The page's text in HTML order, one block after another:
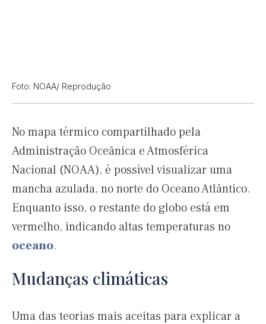
Foto: NOAA/ Reprodução
No mapa térmico compartilhado pela
Administração Oceânica e Atmosférica
Nacional (NOAA), é possível visualizar uma
mancha azulada, no norte do Oceano Atlântico.
Enquanto isso, o restante do globo está em
vermelho, indicando altas temperaturas no
oceano.
Mudanças climáticas
Uma das teorias mais aceitas para explicar a